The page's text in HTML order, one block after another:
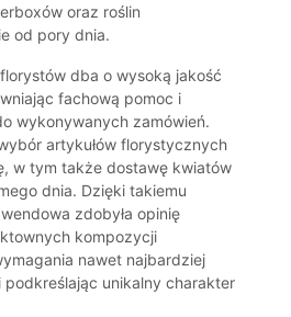
oraz roślin
od pory dnia.
dba o wysoką jakość
fachową pomoc i
wykonywanych zamówień.
artykułów florystycznych
w tym także dostawę kwiatów
dnia. Dzięki takiemu
zdobyła opinię
kompozycji
nawet najbardziej
unikalny charakter